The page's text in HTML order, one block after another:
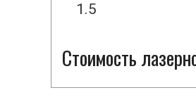
1.5
Стоимость